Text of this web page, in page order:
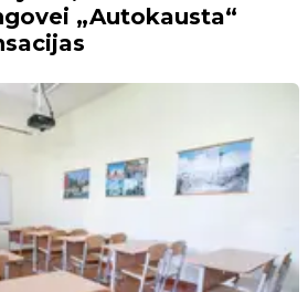
„Autokausta“